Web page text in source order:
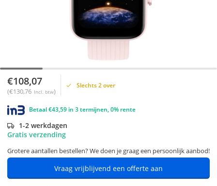
€108,07
(€130,76 Incl. btw)
Slechts 2 over
Betaal €43,59 in 3 termijnen, 0% rente
1-2 werkdagen
Gratis verzending
Grotere aantallen bestellen? We doen je graag een persoonlijk aanbod!
Vraag vrijblijvend een offerte aan